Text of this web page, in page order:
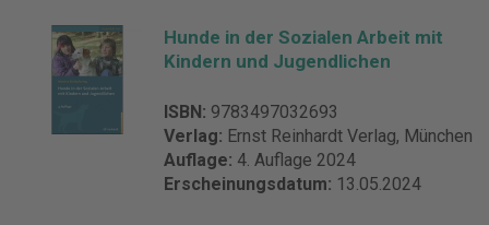
Hunde in der Sozialen Arbeit mit
Kindern und Jugendlichen
ISBN: 9783497032693
Verlag: Ernst Reinhardt Verlag, München
Auflage: 4. Auflage 2024
Erscheinungsdatum: 13.05.2024